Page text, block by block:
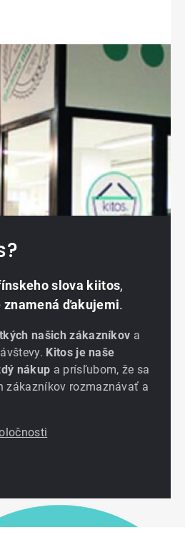
slova kiitos,
znamená ďakujemi.
našich zákazníkov a
Kitos je naše
nákup a prísľubom, že sa
zákazníkov rozmaznávať a